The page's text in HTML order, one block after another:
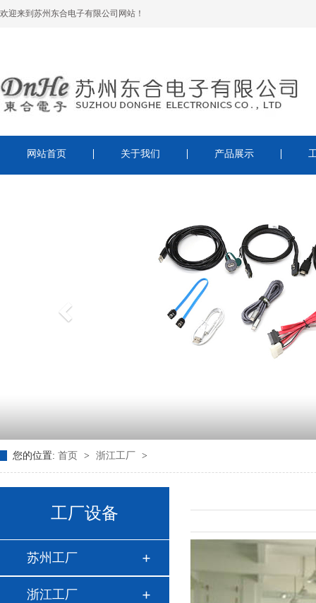
欢迎来到苏州东合电子有限公司网站！
网站首页 关于我们 产品展示
您的位置: 首页 > 浙江工厂 >
工厂设备
苏州工厂
浙江工厂